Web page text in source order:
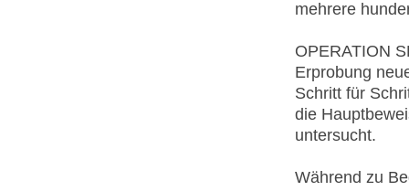
mehrere
OPERATION
Erprobung
Schritt für
die
untersucht.
Während zu